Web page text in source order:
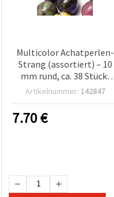
Multicolor Achatperlen-
Strang (assortiert) – 10
mm rund, ca. 38 Stück,
perfekt für auffällige &
Schmuckbasteln & DIY
Schmuckherstellung
Artikelnummer: 142847
7.70€